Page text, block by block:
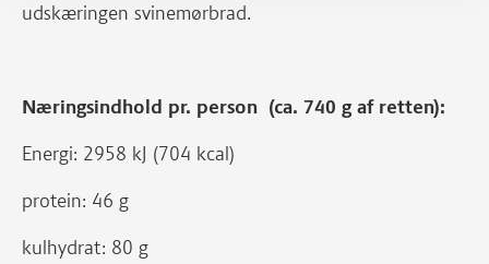
udskæringen svinemørbrad.
Næringsindhold pr. person (ca. 740 g af retten):
Energi: 2958 kJ (704 kcal)
protein: 46 g
kulhydrat: 80 g